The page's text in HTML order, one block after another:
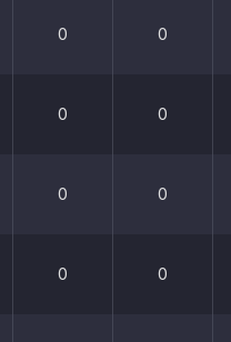
0 0
0 0
0 0
0 0